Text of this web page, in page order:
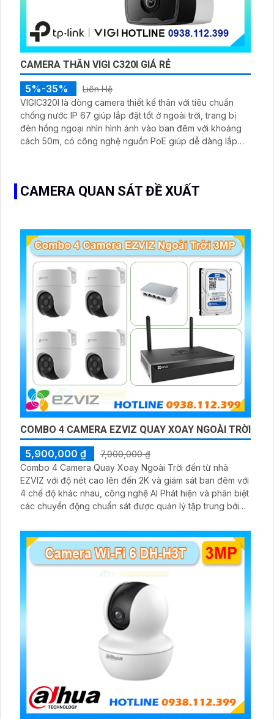
CAMERA THÂN VIGI C320I GIÁ RẺ
5%-35%
Liên Hệ
VIGIC320I là dòng camera thiết kế thân với tiêu chuẩn
chống nước IP 67 giúp lắp đặt tốt ở ngoài trời, trang bị
đèn hồng ngoại nhìn hình ảnh vào ban đêm với khoảng
cách 50m, có công nghệ nguồn PoE giúp dễ dàng lắp
CAMERA QUAN SÁT ĐỀ XUẤT
COMBO 4 CAMERA EZVIZ QUAY XOAY NGOÀI TRỜI
5,900,000 ₫
7,000,000 ₫
Combo 4 Camera Quay Xoay Ngoài Trời đến từ nhà
EZVIZ với độ nét cao lên đến 2K và giám sát ban đêm với
4 chế độ khác nhau, công nghệ AI Phát hiện và phân biệt
các chuyển động chuẩn sát được quản lý tập trung bởi